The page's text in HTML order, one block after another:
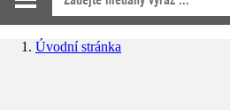
Úvodní stránka